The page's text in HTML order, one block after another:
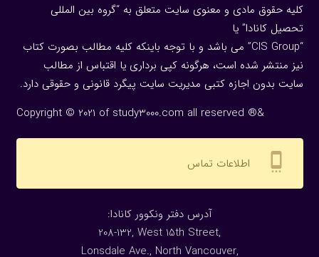
کلیه حقوق مادی و معنوی سایت متعلق به “گروه بین المللی
تحصیل کانادا” یا
“CIS Group” می باشد و با توجه باینکه کلیه مطالب بصورت کتاب
نیز منتشر شده است، هرگونه كپی برداری یا اقتباس از مطالب
سایت بدون اجازه كتبی مدیریت سایت پیگرد قانونی و حقوقی دارد.
Copyright © 2021 of study3000.com all reserved ®&
settings_cell اطلاعات تماس
:آدرس دفتر ونکوور کانادا
208-132, West 15th Street,
Lonsdale Ave., North Vancouver,